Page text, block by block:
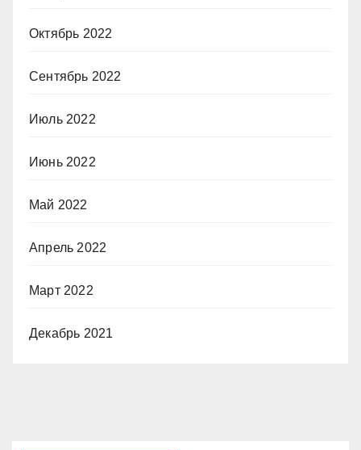
Октябрь 2022
Сентябрь 2022
Июль 2022
Июнь 2022
Май 2022
Апрель 2022
Март 2022
Декабрь 2021